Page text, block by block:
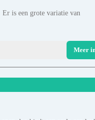
Er is een grote variatie van
Meer